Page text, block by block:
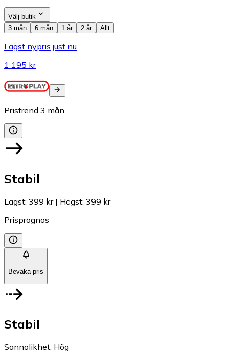
Välj butik
3 mån
6 mån 1 år 2 år Allt
Lägst nypris just nu
1 195 kr
Pristrend 3 mån
Stabil
Lägst: 399 kr| Högst: 399 kr
Prisprognos
Bevaka pris
Stabil
Sannolikhet: Hög